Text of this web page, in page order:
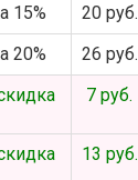
15%
20 руб.
20%
26 руб.
7 руб.
13 руб.